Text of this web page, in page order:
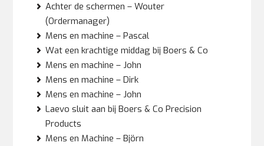
Achter de schermen – Wouter
(Ordermanager)
Mens en machine – Pascal
Wat een krachtige middag bij Boers & Co
Mens en machine – John
Mens en machine – Dirk
Mens en machine – John
Laevo sluit aan bij Boers & Co Precision
Products
Mens en Machine – Björn